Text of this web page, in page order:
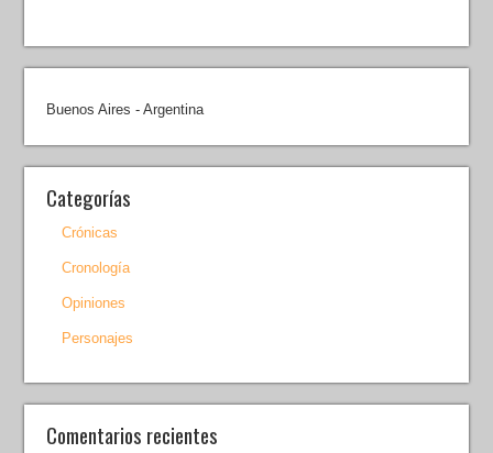
Buenos Aires - Argentina
Categorías
Crónicas
Cronología
Opiniones
Personajes
Comentarios recientes